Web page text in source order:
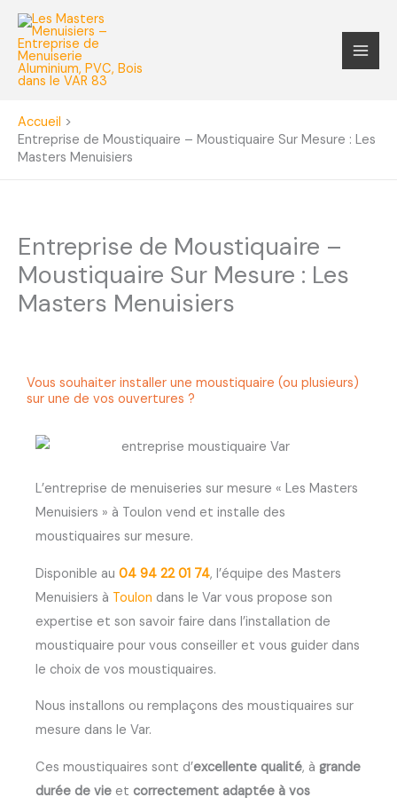
Aller
contenu
Accueil
Entreprise de Moustiquaire – Moustiquaire Sur Mesure : Les
Masters Menuisiers
Entreprise de Moustiquaire –
Moustiquaire Sur Mesure : Les
Masters Menuisiers
Vous souhaiter installer une moustiquaire (ou plusieurs)
sur une de vos ouvertures ?
L’entreprise de menuiseries sur mesure « Les Masters
Menuisiers » à Toulon vend et installe des
moustiquaires sur mesure.
Disponible au 04 94 22 01 74, l’équipe des Masters
Menuisiers à Toulon dans le Var vous propose son
expertise et son savoir faire dans l’installation de
moustiquaire pour vous conseiller et vous guider dans
le choix de vos moustiquaires.
Nous installons ou remplaçons des moustiquaires sur
mesure dans le Var.
Ces moustiquaires sont d’excellente qualité, à grande
durée de vie et correctement adaptée à vos